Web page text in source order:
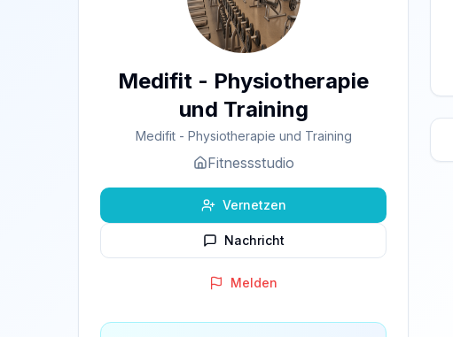
Medifit - Physiotherapie
und Training
Medifit - Physiotherapie und Training
Fitnessstudio
Vernetzen
Nachricht
Melden